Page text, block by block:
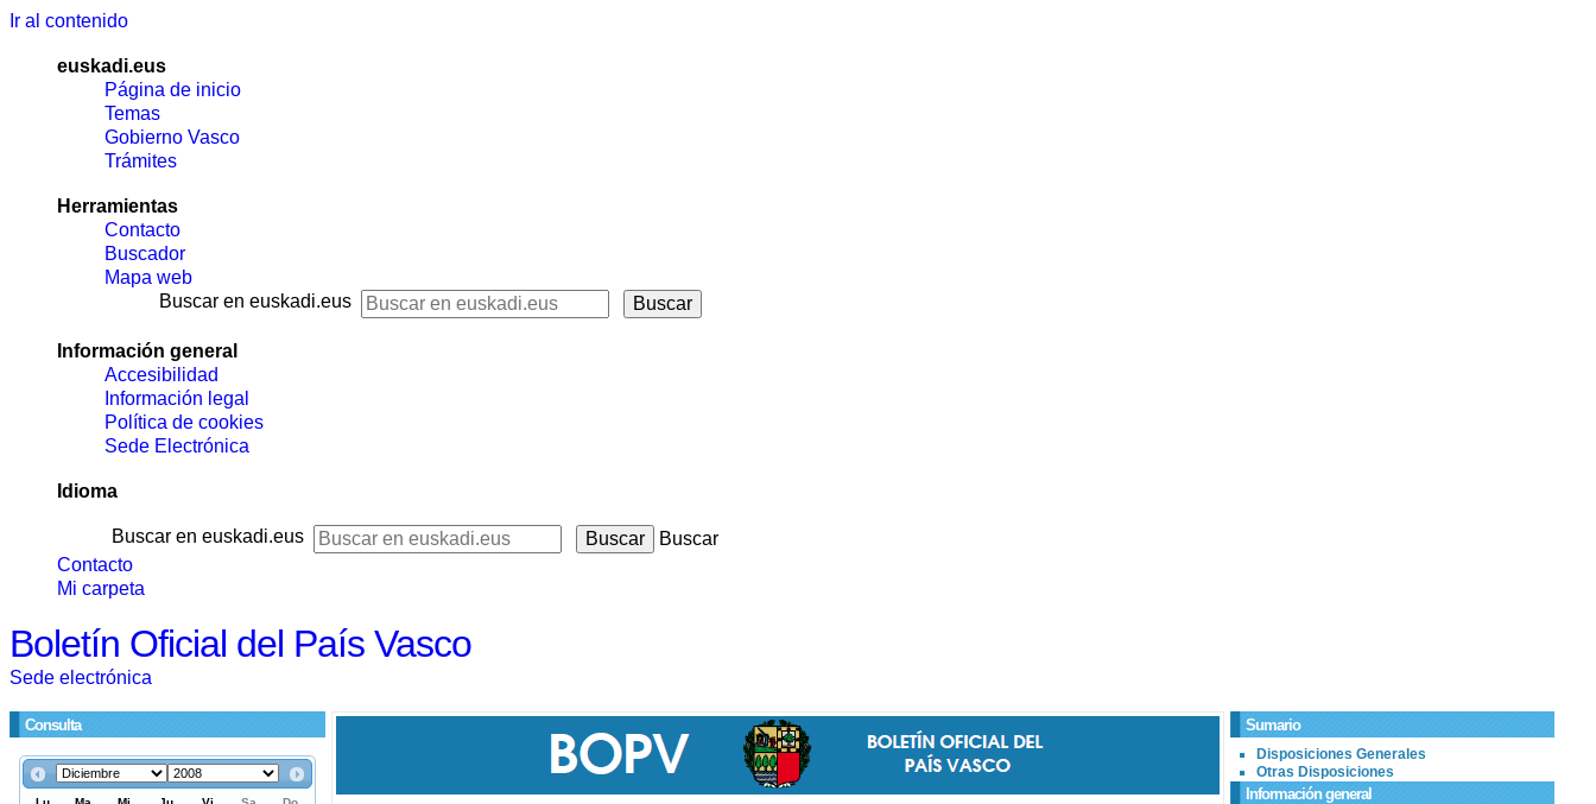
Ir al contenido
euskadi.eus
Página de inicio
Temas
Gobierno Vasco
Trámites
Herramientas
Contacto
Buscador
Mapa web
Buscar en euskadi.eus
Información general
Accesibilidad
Información legal
Política de cookies
Sede Electrónica
Idioma
Buscar en euskadi.eus
Buscar
Contacto
Mi carpeta
Boletín Oficial del País Vasco
Sede electrónica
Consulta Sumario
Disposiciones Generales
Otras Disposiciones
Información general